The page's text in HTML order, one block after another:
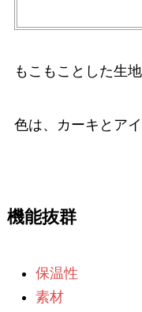
もこもことした生
色は、カーキとア
機能抜群
保温性
素材